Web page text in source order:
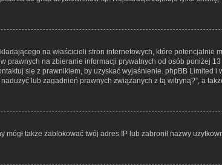
na właścicieli stron internetowych, które potencjalnie
na zbieranie informacji prywatnych od osób poniżej
się z prawnikiem, by uzyskać wyjaśnienie. phpBB Limited i
lub zagadnień prawnych związanych z tą witryną?”, a
mógł także zablokować twój adres IP lub zabronił nazwy